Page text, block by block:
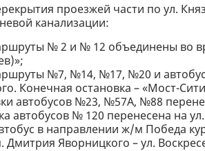
проезжей части по ул.
канализации:
№ 2 и № 12 объединены во
№7, №14, №17, №20 и
Конечная остановка – «Мост-
автобусов №23, №57А, №88
автобусов № 120 перенесена на
в направлении ж/м Победа
Яворницкого – ул.